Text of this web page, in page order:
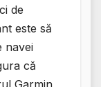
de
este să
navei
că
Garmin